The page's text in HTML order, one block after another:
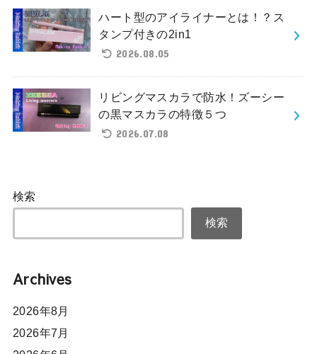
ハート型のアイライナーとは！？ス
タンプ付きの2in1
2026.08.05
リビングマスカラで防水！ズーシー
の黒マスカラの特徴５つ
2026.07.08
検索
検索
Archives
2026年8月
2026年7月